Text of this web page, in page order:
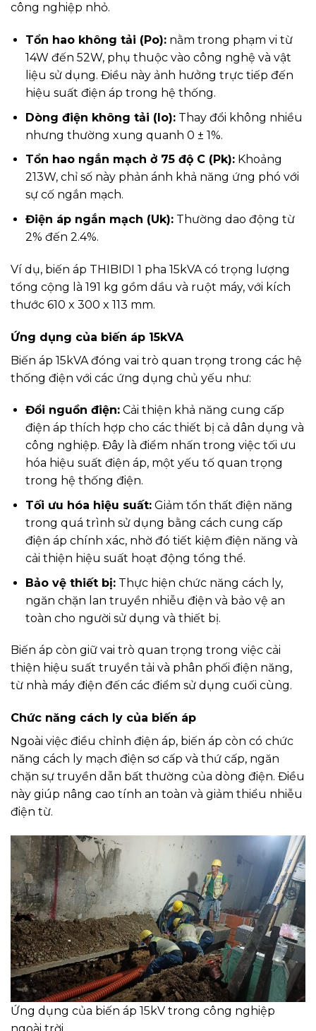
công nghiệp nhỏ.
Tổn hao không tải (Po):nằm trong phạm vi từ
14W đến 52W, phụ thuộc vào công nghệ và vật
liệu sử dụng. Điều này ảnh hưởng trực tiếp đến
hiệu suất điện áp trong hệ thống.
Dòng điện không tải (Io):Thay đổi không nhiều
nhưng thường xung quanh 0 ± 1%.
Tổn hao ngắn mạch ở 75 độ C (Pk):Khoảng
213W, chỉ số này phản ánh khả năng ứng phó với
sự cố ngắn mạch.
Điện áp ngắn mạch (Uk):Thường dao động từ
2% đến 2.4%.
Ví dụ, biến áp THIBIDI 1 pha 15kVA có trọng lượng
tổng cộng là 191 kg gồm dầu và ruột máy, với kích
thước 610 x 300 x 113 mm.
Ứng dụng của biến áp 15kVA
Biến áp 15kVA đóng vai trò quan trọng trong các hệ
thống điện với các ứng dụng chủ yếu như:
Đổi nguồn điện:Cải thiện khả năng cung cấp
điện áp thích hợp cho các thiết bị cả dân dụng và
công nghiệp. Đây là điểm nhấn trong việc tối ưu
hóa hiệu suất điện áp, một yếu tố quan trọng
trong hệ thống điện.
Tối ưu hóa hiệu suất:Giảm tổn thất điện năng
trong quá trình sử dụng bằng cách cung cấp
điện áp chính xác, nhờ đó tiết kiệm điện năng và
cải thiện hiệu suất hoạt động tổng thể.
Bảo vệ thiết bị:Thực hiện chức năng cách ly,
ngăn chặn lan truyền nhiễu điện và bảo vệ an
toàn cho người sử dụng và thiết bị.
Biến áp còn giữ vai trò quan trọng trong việc cải
thiện hiệu suất truyền tải và phân phối điện năng,
từ nhà máy điện đến các điểm sử dụng cuối cùng.
Chức năng cách ly của biến áp
Ngoài việc điều chỉnh điện áp, biến áp còn có chức
năng cách ly mạch điện sơ cấp và thứ cấp, ngăn
chặn sự truyền dẫn bất thường của dòng điện. Điều
này giúp nâng cao tính an toàn và giảm thiểu nhiễu
điện từ.
Ứng dụng của biến áp 15kV trong công nghiệp
ngoài trời.